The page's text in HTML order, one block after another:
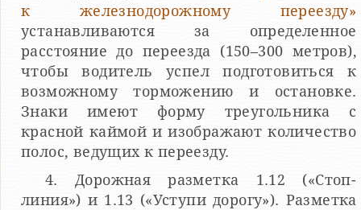
к железнодорожному переезду»
устанавливаются за определенное
расстояние до переезда (150–300 метров),
чтобы водитель успел подготовиться к
возможному торможению и остановке.
Знаки имеют форму треугольника с
красной каймой и изображают количество
полос, ведущих к переезду.
4. Дорожная разметка 1.12 («Стоп-
линия») и 1.13 («Уступи дорогу»). Разметка